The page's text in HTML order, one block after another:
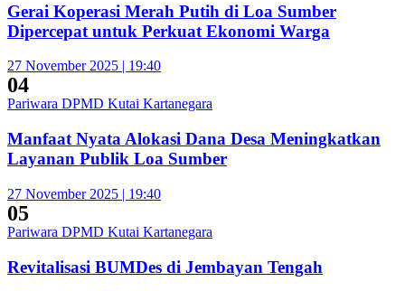
Gerai Koperasi Merah Putih di Loa Sumber
Dipercepat untuk Perkuat Ekonomi Warga
27 November 2025 | 19:40
04
Pariwara DPMD Kutai Kartanegara
Manfaat Nyata Alokasi Dana Desa Meningkatkan
Layanan Publik Loa Sumber
27 November 2025 | 19:40
05
Pariwara DPMD Kutai Kartanegara
Revitalisasi BUMDes di Jembayan Tengah